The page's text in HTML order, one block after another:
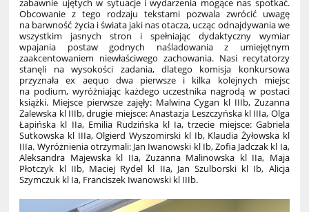
zabawnie ujętych w sytuacje i wydarzenia mogące nas spotkać.
Obcowanie z tego rodzaju tekstami pozwala zwrócić uwagę
na barwność życia i świata jaki nas otacza, ucząc odnajdywania we
wszystkim jasnych stron i spełniając dydaktyczny wymiar
wpajania postaw godnych naśladowania z umiejętnym
zaakcentowaniem niewłaściwego zachowania. Nasi recytatorzy
stanęli na wysokości zadania, dlatego komisja konkursowa
przyznała ex aequo dwa pierwsze i kilka kolejnych miejsc
na podium, wyróżniając każdego uczestnika nagrodą w postaci
książki. Miejsce pierwsze zajęły: Malwina Cygan kl IIIb, Zuzanna
Zalewska kl IIIb, drugie miejsce: Anastazja Leszczyńska kl IIIa, Olga
Łapińska kl IIa, Emilia Rudzińska kl Ia, trzecie miejsce: Gabriela
Sutkowska kl IIIa, Olgierd Wyszomirski kl Ib, Klaudia Żyłowska kl
IIIa. Wyróżnienia otrzymali: Jan Iwanowski kl Ib, Zofia Jadczak kl Ia,
Aleksandra Majewska kl IIa, Zuzanna Malinowska kl IIa, Maja
Płotczyk kl IIb, Maciej Rydel kl IIa, Jan Szulborski kl Ib, Alicja
Szymczuk kl Ia, Franciszek Iwanowski kl IIIb.